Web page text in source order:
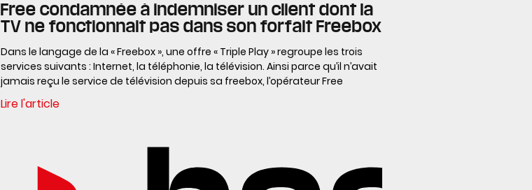
Free condamnée à indemniser un client dont la
TV ne fonctionnait pas dans son forfait Freebox
Dans le langage de la « Freebox », une offre « Triple Play » regroupe les trois
services suivants : Internet, la téléphonie, la télévision. Ainsi parce qu’il n’avait
jamais reçu le service de télévision depuis sa freebox, l’opérateur Free
Lire l'article